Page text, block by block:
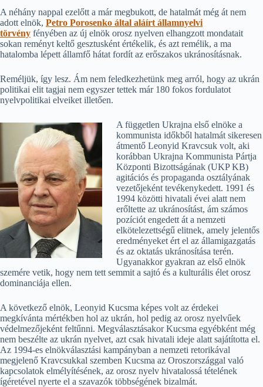
A néhány nappal ezelőtt a már megbukott, de hatalmát még át nem
adott elnök, Petro Porosenko által aláírt államnyelvi
törvény fényében az új elnök orosz nyelven elhangzott mondatait
sokan reményt keltő gesztusként értékelik, és azt remélik, a ma
hatalomba lépett államfő hátat fordít az erőszakos ukránosításnak.
Reméljük, így lesz. Ám nem feledkezhetünk meg arról, hogy az ukrán
politikai elit tagjai nem egyszer tettek már 180 fokos fordulatot
nyelvpolitikai elveiket illetően.
A független Ukrajna első elnöke a
kommunista időkből hatalmát sikeresen
átmentő Leonyid Kravcsuk volt, aki
korábban Ukrajna Kommunista Pártja
Központi Bizottságának (UKP KB)
agitációs és propaganda osztályának
vezetőjeként tevékenykedett. 1991 és
1994 közötti hivatali évei alatt nem
erőltette az ukránosítást, ám számos
pozíciót engedett át a nemzeti
elkötelezettségű elitnek, amely jelentős
eredményeket ért el az államigazgatás
és az oktatás ukránosítása terén.
Ugyanakkor gyakran az első elnök
szemére vetik, hogy nem tett semmit a sajtó és a kulturális élet orosz
dominanciája ellen.
A következő elnök, Leonyid Kucsma képes volt az érdekei
megkívánta mértékben hol az ukrán, hol pedig az orosz nyelvűek
védelmezőjeként feltűnni. Megválasztásakor Kucsma egyébként még
nem beszélte az ukrán nyelvet, azt csak hivatali ideje alatt sajátította el.
Az 1994-es elnökválasztási kampányban a nemzeti retorikával
megjelenő Kravcsukkal szemben Kucsma az Oroszországgal való
kapcsolatok elmélyítésének, az orosz nyelv hivatalossá tételének
ígéretével nyerte el a szavazók többségének bizalmát.